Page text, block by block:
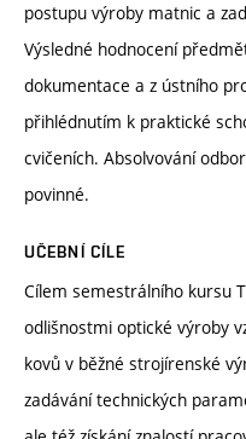
postupu výroby matnic a
Výsledné hodnocení
dokumentace a z ústního
přihlédnutím k praktické
cvičeních. Absolvování
povinné.
UČEBNÍ CÍLE
Cílem semestrálního kursu
odlišnostmi optické výroby
kovů v běžné strojírenské
zadávání technických